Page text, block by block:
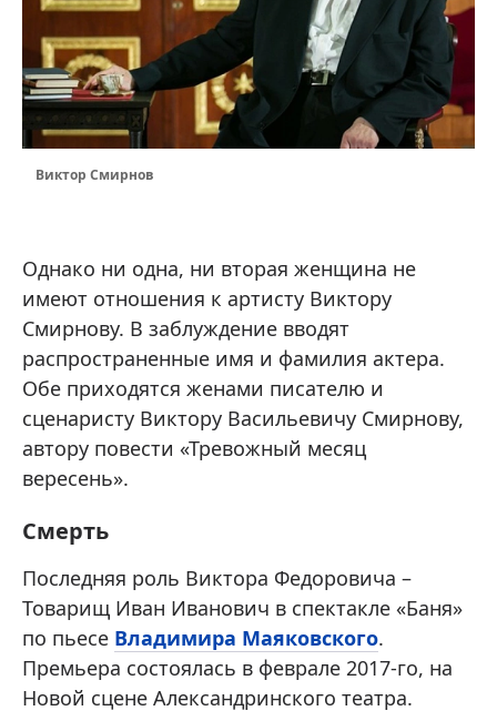
Виктор Смирнов
Однако ни одна, ни вторая женщина не
имеют отношения к артисту Виктору
Смирнову. В заблуждение вводят
распространенные имя и фамилия актера.
Обе приходятся женами писателю и
сценаристу Виктору Васильевичу Смирнову,
автору повести «Тревожный месяц
вересень».
Смерть
Последняя роль Виктора Федоровича –
Товарищ Иван Иванович в спектакле «Баня»
по пьесе Владимира Маяковского.
Премьера состоялась в феврале 2017-го, на
Новой сцене Александринского театра.